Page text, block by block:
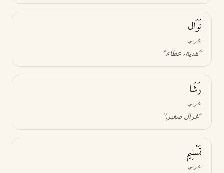
نَوَال
عربي
“هدية، عطاء.”
رَشَا
عربي
“غزال صغير.”
تَسْنِيم
عربي